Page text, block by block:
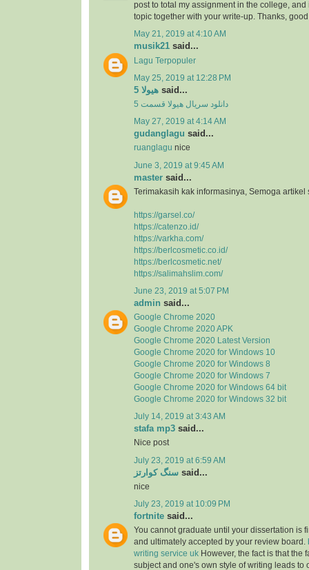
post to total my assignment in the college, and
topic together with your write-up. Thanks,
May 21, 2019 at 4:10 AM
musik21 said...
Lagu Terpopuler
May 25, 2019 at 12:28 PM
هیولا 5 said...
دانلود سریال هیولا قسمت 5
May 27, 2019 at 4:14 AM
gudanglagu said...
ruanglagu nice
June 3, 2019 at 9:45 AM
master said...
Terimakasih kak informasinya, Semoga artikel
https://garsel.co/
https://catenzo.id/
https://varkha.com/
https://berlcosmetic.co.id/
https://berlcosmetic.net/
https://salimahslim.com/
June 23, 2019 at 5:07 PM
admin said...
Google Chrome 2020
Google Chrome 2020 APK
Google Chrome 2020 Latest Version
Google Chrome 2020 for Windows 10
Google Chrome 2020 for Windows 8
Google Chrome 2020 for Windows 7
Google Chrome 2020 for Windows 64 bit
Google Chrome 2020 for Windows 32 bit
July 14, 2019 at 3:43 AM
stafa mp3 said...
Nice post
July 23, 2019 at 6:59 AM
سنگ کوارتز said...
nice
July 23, 2019 at 10:09 PM
fortnite said...
You cannot graduate until your dissertation is
and ultimately accepted by your review board.
writing service uk However, the fact is that the
subject and one's own style of writing leads to